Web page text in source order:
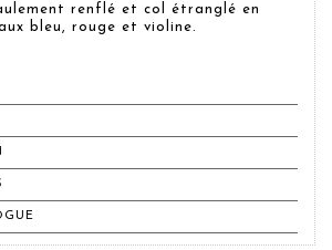
renflé et col étranglé en
bleu, rouge et violine.